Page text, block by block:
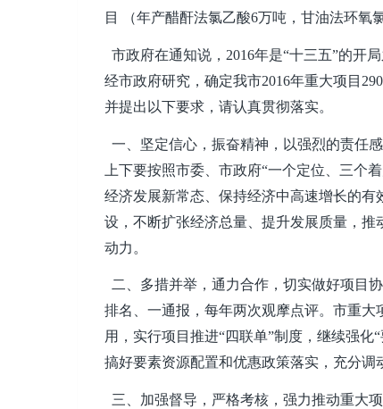
目 （年产醋酐法氯乙酸6万吨，甘油法环氧
市政府在通知说，2016年是“十三五”的开
经市政府研究，确定我市2016年重大项目
并提出以下要求，请认真贯彻落实。
一、坚定信心，振奋精神，以强烈的责任
上下要按照市委、市政府“一个定位、三个
经济发展新常态、保持经济中高速增长的
设，不断扩张经济总量、提升发展质量，
动力。
二、多措并举，通力合作，切实做好项目
排名、一通报，每年两次观摩点评。市重
用，实行项目推进“四联单”制度，继续强
搞好要素资源配置和优惠政策落实，充分调
三、加强督导，严格考核，强力推动重大